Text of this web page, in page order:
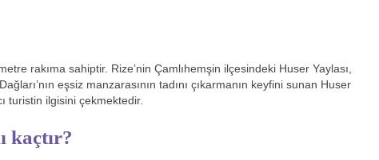
rakıma sahiptir. Rize’nin Çamlıhemşin ilçesindeki Huser Yaylası,
eşsiz manzarasının tadını çıkarmanın keyfini sunan Huser
turistin ilgisini çekmektedir.
kaçtır?